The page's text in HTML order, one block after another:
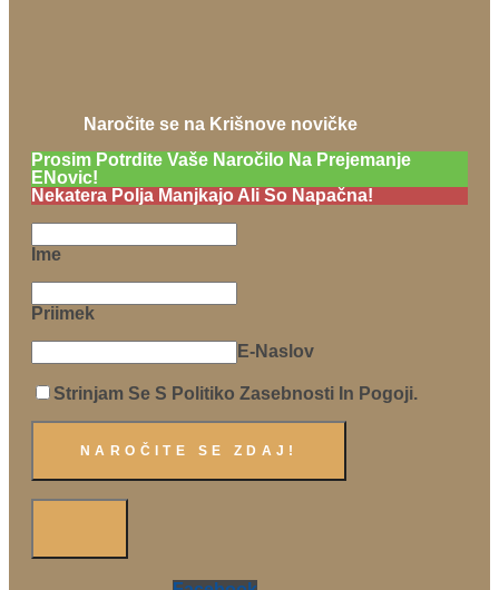
Naročite se na Krišnove novičke
Prosim Potrdite Vaše Naročilo Na Prejemanje
ENovic!
Nekatera Polja Manjkajo Ali So Napačna!
Ime
Priimek
E-Naslov
Strinjam Se S Politiko Zasebnosti In Pogoji.